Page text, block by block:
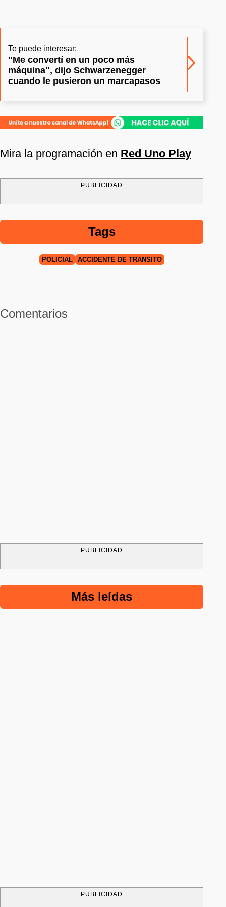
Te puede interesar:
"Me convertí en un poco más
máquina", dijo Schwarzenegger
cuando le pusieron un marcapasos
Mira la programación en Red Uno Play
PUBLICIDAD
Tags
POLICIAL ACCIDENTE DE TRÁNSITO
Comentarios
PUBLICIDAD
Más leídas
PUBLICIDAD